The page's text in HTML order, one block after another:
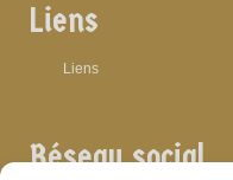
Liens
Liens
Réseau social